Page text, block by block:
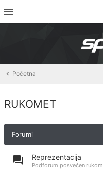
Početna
RUKOMET
Forumi
Reprezentacija
Podforum posvećen